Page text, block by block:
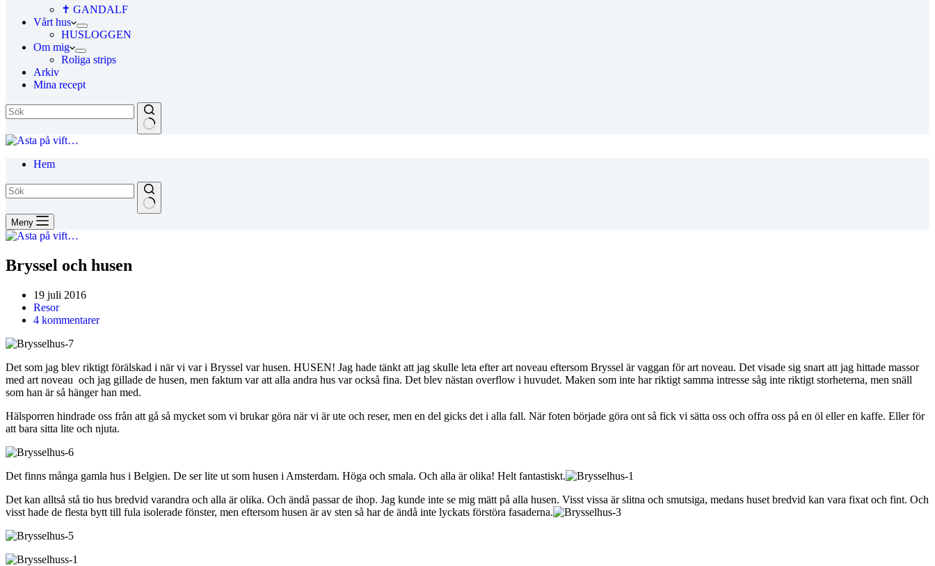
✝ GANDALF
Vårt hus
HUSLOGGEN
Om mig
Roliga strips
Arkiv
Mina recept
Hem
Meny
Bryssel och husen
19 juli 2016
Resor
4 kommentarer
Det som jag blev riktigt förälskad i när vi var i Bryssel var husen. HUSEN! Jag hade tänkt att jag skulle leta efter art noveau eftersom Bryssel är vaggan för art noveau. Det visade sig snart att jag hittade massor
med art noveau och jag gillade de husen, men faktum var att alla andra hus var också fina. Det blev nästan overflow i huvudet. Maken som inte har riktigt samma intresse såg inte riktigt storheterna, men snäll
som han är så hänger han med.
Hälsporren hindrade oss från att gå så mycket som vi brukar göra när vi är ute och reser, men en del gicks det i alla fall. När foten började göra ont så fick vi sätta oss och offra oss på en öl eller en kaffe. Eller för
att bara sitta lite och njuta.
Det finns många gamla hus i Belgien. De ser lite ut som husen i Amsterdam. Höga och smala. Och alla är olika! Helt fantastiskt.
Det kan alltså stå tio hus bredvid varandra och alla är olika. Och ändå passar de ihop. Jag kunde inte se mig mätt på alla husen. Visst vissa är slitna och smutsiga, medans huset bredvid kan vara fixat och fint. Och
visst hade de flesta bytt till fula isolerade fönster, men eftersom husen är av sten så har de ändå inte lyckats förstöra fasaderna.